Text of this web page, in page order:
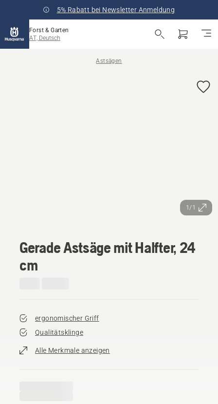
5% Rabatt bei Newsletter Anmeldung
Forst & Garten
AT, Deutsch
Astsägen
1/1
Gerade Astsäge mit Halfter, 24
cm
ergonomischer Griff
Qualitätsklinge
Alle Merkmale anzeigen